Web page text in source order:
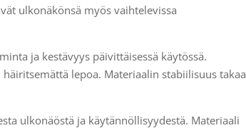
ulkonäkönsä myös vaihtelevissa
ja kestävyys päivittäisessä käytössä.
lepoa. Materiaalin stabiilisuus takaa
ulkonäöstä ja käytännöllisyydestä. Materiaali